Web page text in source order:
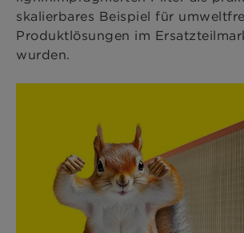
skalierbares Beispiel für
Produktlösungen im
wurden.